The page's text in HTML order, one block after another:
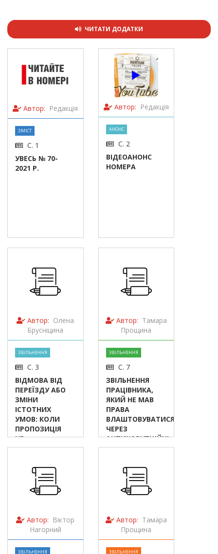
ЧИТАТИ ДОДАТКИ
Автор: Редакція
ЗМІСТ
С. 1
УВЕСЬ № 70-
2021 Р.
Автор: Редакція
АНОНС
С. 2
ВІДЕОАНОНС
НОМЕРА
Автор: Олена
Брусніцина
ЗВІЛЬНЕННЯ
С. 3
ВІДМОВА ВІД
ПЕРЕЇЗДУ АБО
ЗМІНИ
ІСТОТНИХ
УМОВ: КОЛИ
ПРОПОЗИЦІЯ
НЕ
СПОДОБАЛАСЬ
Автор: Тамара
Прощина
ЗВІЛЬНЕННЯ
С. 7
ЗВІЛЬНЕННЯ
ПРАЦІВНИКА,
ЯКИЙ НЕ МАВ
ПРАВА
ВЛАШТОВУВАТИСЯ
ЧЕРЕЗ
АНТИКОРУПЦІЙНІ
ВИМОГИ
Автор: Віктор
Нагорний
ЗВІЛЬНЕННЯ
Автор: Тамара
Прощина
ЗВІЛЬНЕННЯ